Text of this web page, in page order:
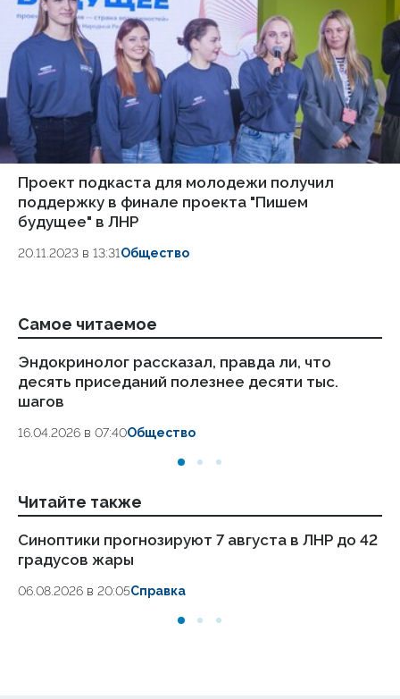
Проект подкаста для молодежи получил
поддержку в финале проекта "Пишем
будущее" в ЛНР
20.11.2023 в 13:31Общество
Самое читаемое
Эндокринолог рассказал, правда ли, что
десять приседаний полезнее десяти тыс.
шагов
16.04.2026 в 07:40Общество
Читайте также
Синоптики прогнозируют 7 августа в ЛНР до 42
градусов жары
06.08.2026 в 20:05Справка